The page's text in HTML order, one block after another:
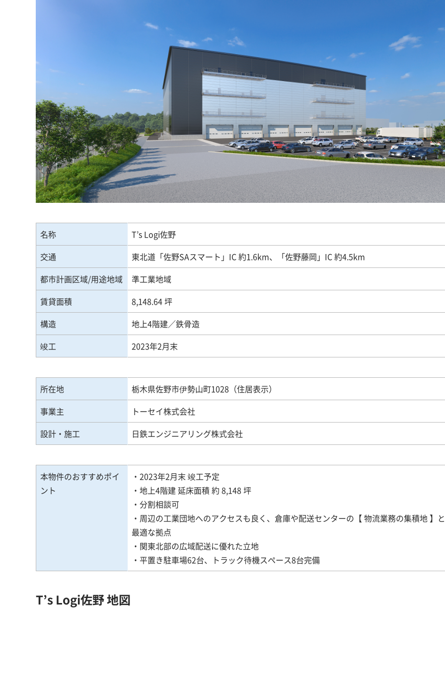
名称
T’s Logi佐野
交通
東北道「佐野SAスマート」IC 約1.6km、「佐野藤岡」IC 約4.5km
都市計画区域/用途地域
準工業地域
賃貸面積
8,148.64 坪
構造
地上4階建／鉄骨造
竣工
2023年2月末
所在地
栃木県佐野市伊勢山町1028（住居表示）
事業主
トーセイ株式会社
設計・施工
日鉄エンジニアリング株式会社
本物件のおすすめポイ
ント
・2023年2月末 竣工予定
・地上4階建 延床面積 約 8,148 坪
・分割相談可
・周辺の工業団地へのアクセスも良く、倉庫や配送センターの【 物流業務の集積地 】
最適な拠点
・関東北部の広域配送に優れた立地
・平置き駐車場62台、トラック待機スペース8台完備
T’s Logi佐野 地図